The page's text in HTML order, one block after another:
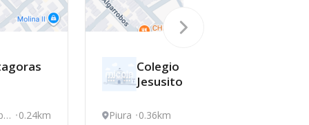
0.24km
Colegio Niño
Jesusito
Piura
0.36km